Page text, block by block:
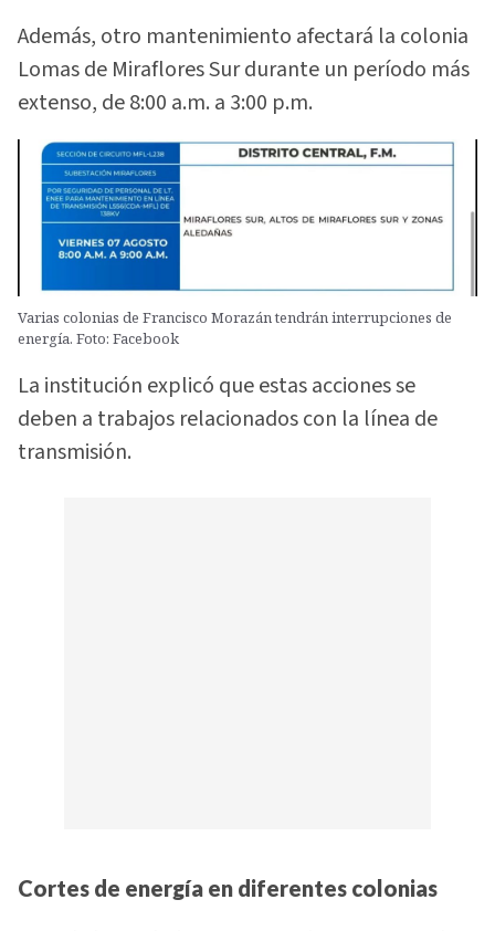
Además, otro mantenimiento afectará la colonia
Lomas de Miraflores Sur durante un período más
extenso, de 8:00 a.m. a 3:00 p.m.
Varias colonias de Francisco Morazán tendrán interrupciones de
energía. Foto: Facebook
La institución explicó que estas acciones se
deben a trabajos relacionados con la línea de
transmisión.
Cortes de energía en diferentes colonias